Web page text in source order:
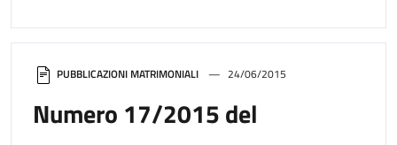
PUBBLICAZIONI MATRIMONIALI 24/06/2015
Numero 17/2015 del